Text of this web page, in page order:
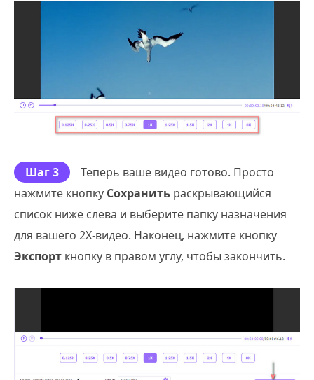
Шаг 3
Теперь ваше видео готово. Просто
нажмите кнопку Сохранить раскрывающийся
список ниже слева и выберите папку назначения
для вашего 2X-видео. Наконец, нажмите кнопку
Экспорт кнопку в правом углу, чтобы закончить.